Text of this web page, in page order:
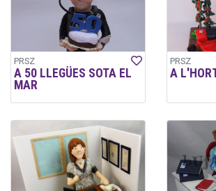
PRSZ
A 50 LLEGÜES SOTA EL
MAR
PRSZ
A